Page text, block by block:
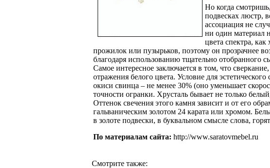
Но когда
подвесках люстр,
ассоциация не
ни один материал
цвета спектра,
прожилок или пузырьков, поэтому он прозрачнее
благодаря использованию тщательно отобранного
Самое интересное заключается в том, что
отражения белого цвета. Условие для
окиси свинца – не менее 30% (оно уменьшает
точности огранки. Хрусталь бывает не только
Оттенок свечения этого камня зависит и от его
гальваническим золотом 24 карата или хромом.
в золоте подвески, в буквальном смысле слова,
По материалам сайта: http://www.saratovmebel.ru
Смотрите также: